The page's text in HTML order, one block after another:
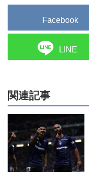
Facebook
LINE
関連記事